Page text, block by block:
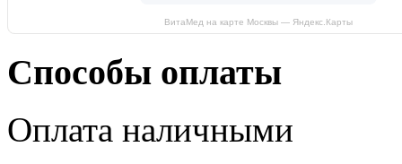
ВитаМед на карте Москвы — Яндекс.Карты
Способы оплаты
Оплата наличными